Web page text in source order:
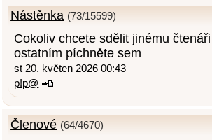
Nástěnka (73/15599)
Cokoliv chcete sdělit jinému
ostatním píchněte sem
st 20. květen 2026 00:43
p!p@
Členové (64/4670)